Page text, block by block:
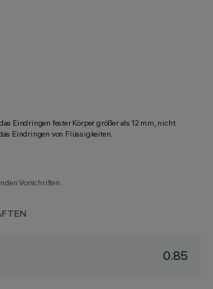
Eindringen fester Körper größer als 12 mm, nicht
Eindringen von Flüssigkeiten.
Vorschriften.
0.85